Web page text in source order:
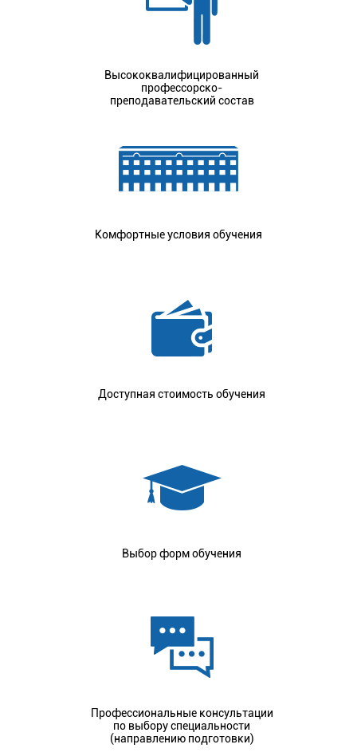
Высококвалифицированный
профессорско-
преподавательский состав
Комфортные условия обучения
Доступная стоимость обучения
Выбор форм обучения
Профессиональные консультации
по выбору специальности
(направлению подготовки)